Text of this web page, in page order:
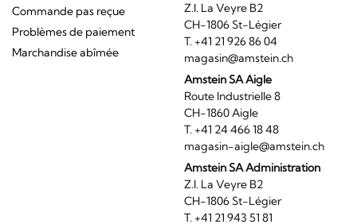
Commande pas reçue
Problèmes de paiement
Marchandise abîmée
Z.I. La Veyre B2
CH-1806 St-Légier
T. +41 21 926 86 04
magasin@amstein.ch
Amstein SA Aigle
Route Industrielle 8
CH-1860 Aigle
T. +41 24 466 18 48
magasin-aigle@amstein.ch
Amstein SA Administration
Z.I. La Veyre B2
CH-1806 St-Légier
T. +41 21 943 51 81